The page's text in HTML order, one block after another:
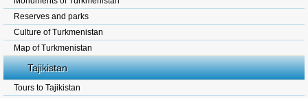
Reserves and parks
Culture of Turkmenistan
Map of Turkmenistan
Tajikistan
Tours to Tajikistan